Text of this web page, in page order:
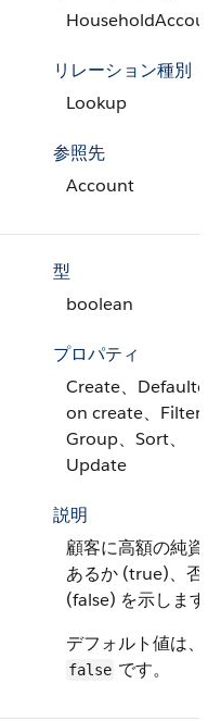
リレーション種別
Lookup
参照先
Account
型
boolean
プロパティ
Create、Defaulted
on create、Filter、
Group、Sort、
Update
説明
顧客に高額の純資
あるか (true)、否か
(false) を示します
デフォルト値は、
false です。